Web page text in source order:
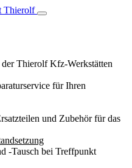
Thierolf Kfz-Werkstätten
für Ihren
und Zubehör für das
-Tausch bei Treffpunkt